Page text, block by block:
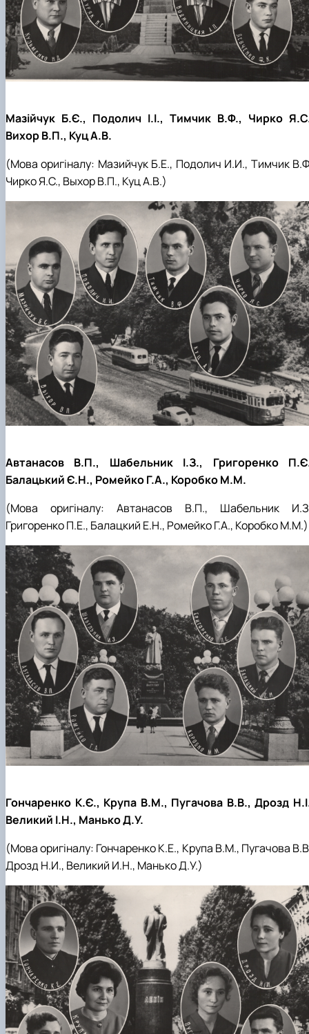
Мазійчук Б.Є., Подолич І.І., Тимчик В.Ф., Чирко
Вихор В.П., Куц А.В.
(Мова оригіналу: МазийчукБ.Е., Подолич И.И., Тимчик
Чирко Я.С., Выхор В.П., Куц А.В.)
Автанасов В.П., Шабельник І.З., Григоренко
Балацький Є.Н., Ромейко Г.А., Коробко М.М.
(Мова оригіналу: Автанасов В.П., Шабельник
Григоренко П.Е., Балацкий Е.Н., Ромейко Г.А., Коробко М.М.)
Гончаренко К.Є., Крупа В.М., Пугачова В.В., Дрозд
Великий І.Н., Манько Д.У.
(Мова оригіналу: Гончаренко К.Е., Крупа В.М., Пугачова
Дрозд Н.И., Великий И.Н., Манько Д.У.)